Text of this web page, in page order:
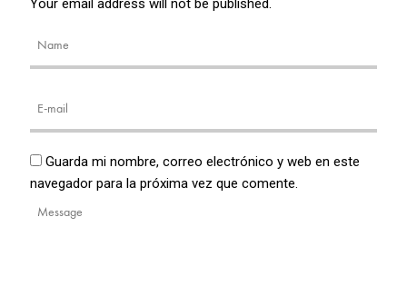
Your email address will not be published.
Guarda mi nombre, correo electrónico y web en este
navegador para la próxima vez que comente.